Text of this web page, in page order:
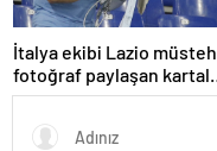
İtalya ekibi Lazio
fotoğraf paylaşan kartal
eğitmenini kovdu